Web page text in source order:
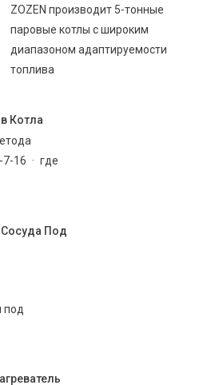
ZOZEN производит 5-тонные
паровые котлы с широким
диапазоном адаптируемости
топлива
Котла
16 · где
Сосуда Под
под